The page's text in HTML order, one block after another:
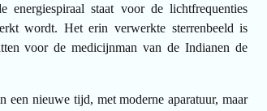
energiespiraal staat voor de lichtfrequenties
wordt. Het erin verwerkte sterrenbeeld is
voor de medicijnman van de Indianen de
nieuwe tijd, met moderne aparatuur, maar